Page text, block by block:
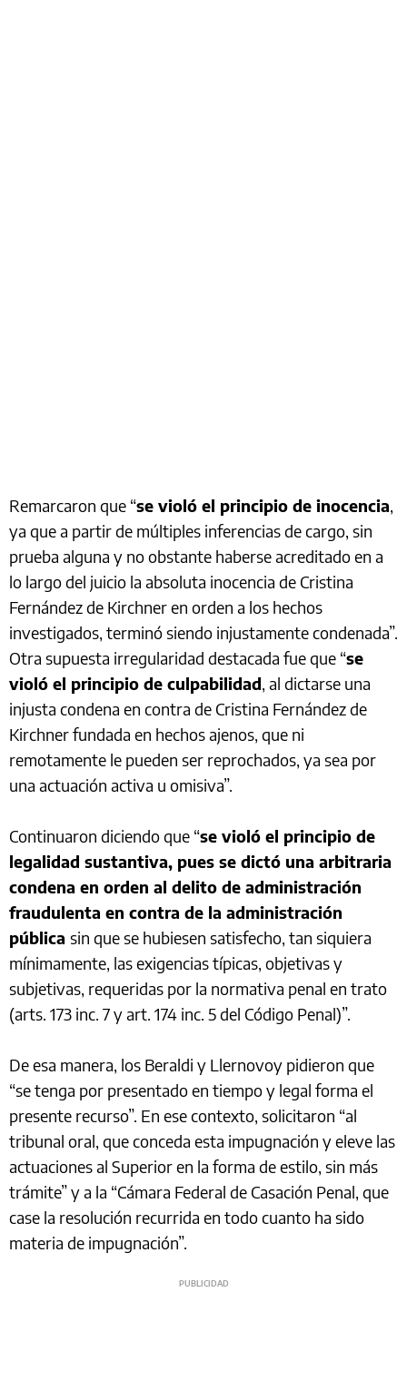
Remarcaron que “se violó el principio de inocencia,
ya que a partir de múltiples inferencias de cargo, sin
prueba alguna y no obstante haberse acreditado en a
lo largo del juicio la absoluta inocencia de Cristina
Fernández de Kirchner en orden a los hechos
investigados, terminó siendo injustamente condenada”.
Otra supuesta irregularidad destacada fue que “se
violó el principio de culpabilidad, al dictarse una
injusta condena en contra de Cristina Fernández de
Kirchner fundada en hechos ajenos, que ni
remotamente le pueden ser reprochados, ya sea por
una actuación activa u omisiva”.
Continuaron diciendo que “se violó el principio de
legalidad sustantiva, pues se dictó una arbitraria
condena en orden al delito de administración
fraudulenta en contra de la administración
pública sin que se hubiesen satisfecho, tan siquiera
mínimamente, las exigencias típicas, objetivas y
subjetivas, requeridas por la normativa penal en trato
(arts. 173 inc. 7 y art. 174 inc. 5 del Código Penal)”.
De esa manera, los Beraldi y Llernovoy pidieron que
“se tenga por presentado en tiempo y legal forma el
presente recurso”. En ese contexto, solicitaron “al
tribunal oral, que conceda esta impugnación y eleve las
actuaciones al Superior en la forma de estilo, sin más
trámite” y a la “Cámara Federal de Casación Penal, que
case la resolución recurrida en todo cuanto ha sido
materia de impugnación”.